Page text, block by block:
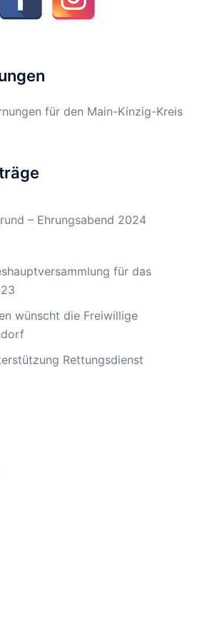
für den Main-Kinzig-Kreis
– Ehrungsabend 2024
für das
wünscht die Freiwillige
Rettungsdienst